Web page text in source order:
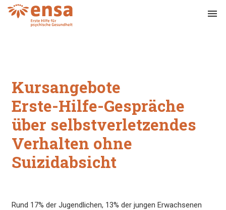
menu
Kursangebote
Erste-Hilfe-Gespräche
über selbstverletzendes
Verhalten ohne
Suizidabsicht
Rund 17% der Jugendlichen, 13% der jungen Erwachsenen